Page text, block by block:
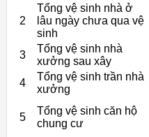
2
Tổng vệ sinh nhà ở
lâu ngày chưa qua vệ
sinh
3
Tổng vệ sinh nhà
xưởng sau xây
4
Tổng vệ sinh trần nhà
xưởng
5
Tổng vệ sinh căn hộ
chung cư